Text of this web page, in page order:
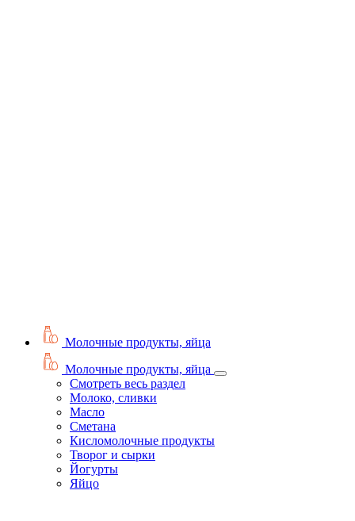
Молочные продукты, яйца
Молочные продукты, яйца
Смотреть весь раздел
Молоко, сливки
Масло
Сметана
Кисломолочные продукты
Творог и сырки
Йогурты
Яйцо